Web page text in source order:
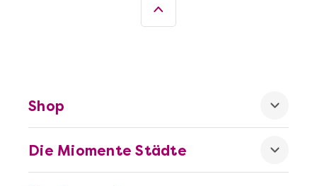
Die Miomente Städte
Shop